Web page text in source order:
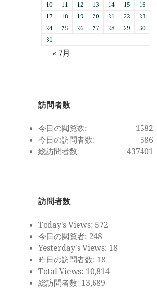
10
11 12 13 14 15
16
17
18 19 20 21 22
23
24
25 26 27 28 29
30
31
« 7月
訪問者数
1582
今日の閲覧数:
586
今日の訪問者数:
437401
総訪問者数:
訪問者数
Today's Views: 572
今日の閲覧者:248
Yesterday's Views: 18
昨日の訪問者数: 18
Total Views: 10,814
総訪問者数: 13,689